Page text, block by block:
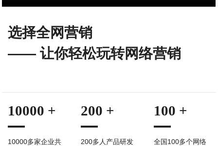
选择全网营销
—— 让你轻松玩转网络营销
10000 +
10000多家企业共
200 +
200多人产品研发
100 +
全国100多个网络